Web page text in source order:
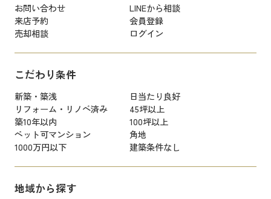
お問い合わせ
LINEから相談
来店予約
会員登録
売却相談
ログイン
こだわり条件
新築・築浅
日当たり良好
リフォーム・リノベ済み
45坪以上
築10年以内
100坪以上
ペット可マンション
角地
1000万円以下
建築条件なし
地域から探す